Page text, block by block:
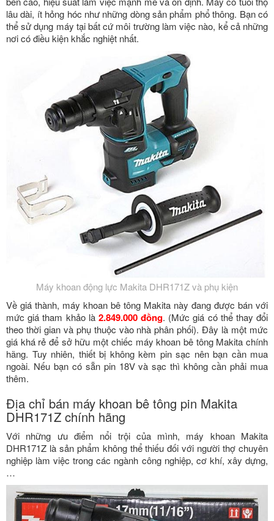
lâu dài, ít hỏng hóc như những dòng sản phẩm phổ thông. Bạn có
thể sử dụng máy tại bất cứ môi trường làm việc nào, kể cả những
nơi có điều kiện khắc nghiệt nhất.
Máy khoan động lực Makita DHR171Z và phụ kiện
Về giá thành, máy khoan bê tông Makita này đang được bán với
mức giá tham khảo là 2.849.000 đồng. (Mức giá có thể thay đổi
theo thời gian và phụ thuộc vào nhà phân phối). Đây là một mức
giá khá rẻ để sở hữu một chiếc máy khoan bê tông Makita chính
hãng. Tuy nhiên, thiết bị không kèm pin sạc nên bạn cần mua
ngoài. Nếu bạn có sẵn pin 18V và sạc thì không cần phải mua
thêm.
Địa chỉ bán máy khoan bê tông pin Makita
DHR171Z chính hãng
Với những ưu điểm nổi trội của mình, máy khoan Makita
DHR171Z là sản phẩm không thể thiếu đối với người thợ chuyên
nghiệp làm việc trong các ngành công nghiệp, cơ khí, xây dựng,
…